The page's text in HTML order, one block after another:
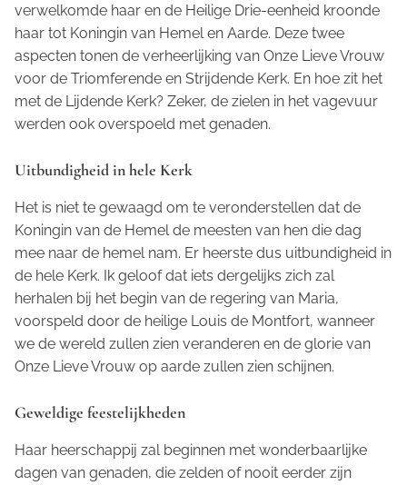
verwelkomde haar en de Heilige Drie-eenheid kroonde
haar tot Koningin van Hemel en Aarde. Deze twee
aspecten tonen de verheerlijking van Onze Lieve Vrouw
voor de Triomferende en Strijdende Kerk. En hoe zit het
met de Lijdende Kerk? Zeker, de zielen in het vagevuur
werden ook overspoeld met genaden.
Uitbundigheid in hele Kerk
Het is niet te gewaagd om te veronderstellen dat de
Koningin van de Hemel de meesten van hen die dag
mee naar de hemel nam. Er heerste dus uitbundigheid in
de hele Kerk. Ik geloof dat iets dergelijks zich zal
herhalen bij het begin van de regering van Maria,
voorspeld door de heilige Louis de Montfort, wanneer
we de wereld zullen zien veranderen en de glorie van
Onze Lieve Vrouw op aarde zullen zien schijnen.
Geweldige feestelijkheden
Haar heerschappij zal beginnen met wonderbaarlijke
dagen van genaden, die zelden of nooit eerder zijn